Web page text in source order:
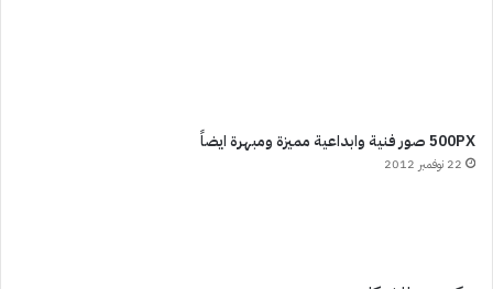
500PX صور فنية وابداعية مميزة ومبهرة ايضاً
22 نوفمبر 2012